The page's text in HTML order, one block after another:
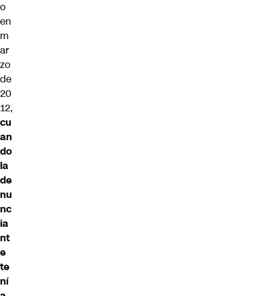
o
en
m
ar
zo
de
20
12,
cu
an
do
la
de
nu
nc
ia
nt
e
te
ní